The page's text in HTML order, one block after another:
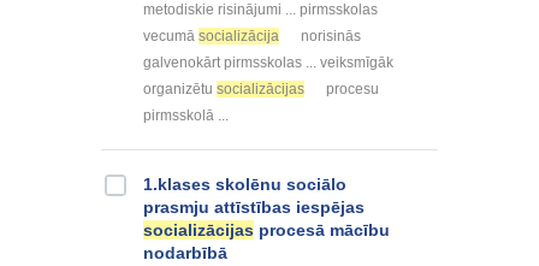
metodiskie risinājumi ... pirmsskolas
vecumā socializācija
norisinās
galvenokārt pirmsskolas ... veiksmīgāk
organizētu socializācijas
procesu
pirmsskolā ...
1.klases skolēnu sociālo
prasmju attīstības iespējas
socializācijas procesā mācību
nodarbībā